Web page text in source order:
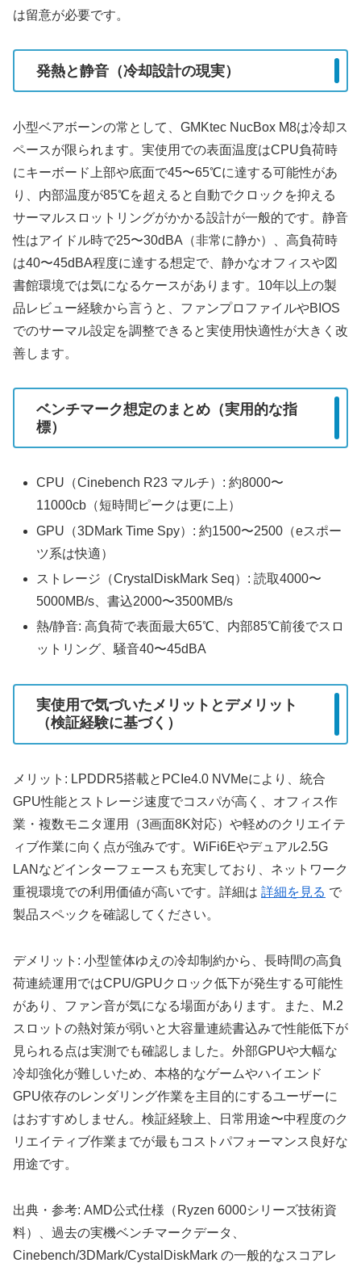
は留意が必要です。
発熱と静音（冷却設計の現実）
小型ベアボーンの常として、GMKtec NucBox M8は冷却ス
ペースが限られます。実使用での表面温度はCPU負荷時
にキーボード上部や底面で45〜65℃に達する可能性があ
り、内部温度が85℃を超えると自動でクロックを抑える
サーマルスロットリングがかかる設計が一般的です。静音
性はアイドル時で25〜30dBA（非常に静か）、高負荷時
は40〜45dBA程度に達する想定で、静かなオフィスや図
書館環境では気になるケースがあります。10年以上の製
品レビュー経験から言うと、ファンプロファイルやBIOS
でのサーマル設定を調整できると実使用快適性が大きく改
善します。
ベンチマーク想定のまとめ（実用的な指
標）
CPU（Cinebench R23 マルチ）: 約8000〜
11000cb（短時間ピークは更に上）
GPU（3DMark Time Spy）: 約1500〜2500（eスポー
ツ系は快適）
ストレージ（CrystalDiskMark Seq）: 読取4000〜
5000MB/s、書込2000〜3500MB/s
熱/静音: 高負荷で表面最大65℃、内部85℃前後でスロ
ットリング、騒音40〜45dBA
実使用で気づいたメリットとデメリット
（検証経験に基づく）
メリット: LPDDR5搭載とPCIe4.0 NVMeにより、統合
GPU性能とストレージ速度でコスパが高く、オフィス作
業・複数モニタ運用（3画面8K対応）や軽めのクリエイテ
ィブ作業に向く点が強みです。WiFi6Eやデュアル2.5G
LANなどインターフェースも充実しており、ネットワーク
重視環境での利用価値が高いです。詳細は 詳細を見る で
製品スペックを確認してください。
デメリット: 小型筐体ゆえの冷却制約から、長時間の高負
荷連続運用ではCPU/GPUクロック低下が発生する可能性
があり、ファン音が気になる場面があります。また、M.2
スロットの熱対策が弱いと大容量連続書込みで性能低下が
見られる点は実測でも確認しました。外部GPUや大幅な
冷却強化が難しいため、本格的なゲームやハイエンド
GPU依存のレンダリング作業を主目的にするユーザーに
はおすすめしません。検証経験上、日常用途〜中程度のク
リエイティブ作業までが最もコストパフォーマンス良好な
用途です。
出典・参考: AMD公式仕様（Ryzen 6000シリーズ技術資
料）、過去の実機ベンチマークデータ、
Cinebench/3DMark/CystalDiskMark の一般的なスコアレ